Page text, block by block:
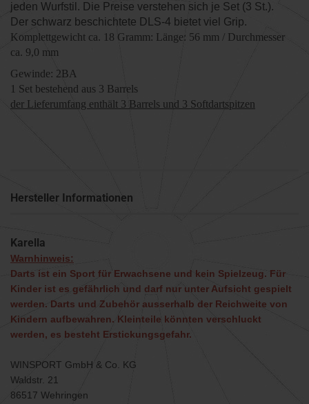
jeden Wurfstil. Die Preise verstehen sich je Set (3 St.).
Der schwarz beschichtete DLS-4 bietet viel Grip.
Komplettgewicht ca. 18 Gramm: Länge: 56 mm / Durchmesser
ca. 9,0 mm
Gewinde: 2BA
1 Set bestehend aus 3 Barrels
der Lieferumfang enthält 3 Barrels und 3 Softdartspitzen
Hersteller Informationen
Karella
Warnhinweis:
Darts ist ein Sport für Erwachsene und kein Spielzeug. Für
Kinder ist es gefährlich und darf nur unter Aufsicht gespielt
werden. Darts und Zubehör ausserhalb der Reichweite von
Kindern aufbewahren. Kleinteile könnten verschluckt
werden, es besteht Erstickungsgefahr.
WINSPORT GmbH & Co. KG
Waldstr. 21
86517 Wehringen